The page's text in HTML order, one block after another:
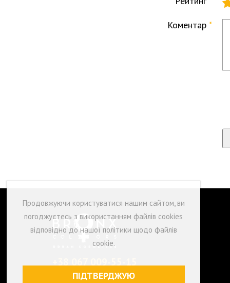
Коментар
ПН-ПТ з 9:00 до 18:00
Продовжуючи користуватися нашим сайтом, ви
погоджуєтесь з використанням файлів cookies
відповідно до нашої політики щодо файлів
cookie.
ПІДТВЕРДЖУЮ